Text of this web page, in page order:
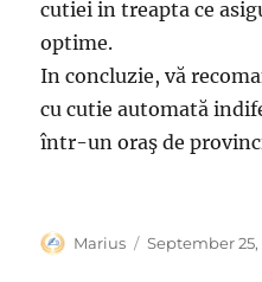
cutiei in treapta ce
optime.
In concluzie, vă
cu cutie automată
într-un oraş de
Author
Marius
Posted
September 25,